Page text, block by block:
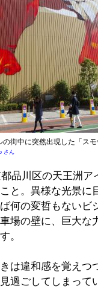
街中に突然出現した「スモ
さん
品川区の天王洲ア
と。異様な光景に
何の変哲もないビ
場の壁に、巨大な
。
は違和感を覚えつ
過ごしてしまって